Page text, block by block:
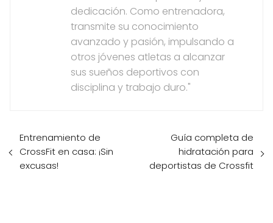
dedicación. Como entrenadora,
transmite su conocimiento
avanzado y pasión, impulsando a
otros jóvenes atletas a alcanzar
sus sueños deportivos con
disciplina y trabajo duro."
Entrenamiento de
CrossFit en casa: ¡Sin
excusas!
Guía completa de
hidratación para
deportistas de Crossfit